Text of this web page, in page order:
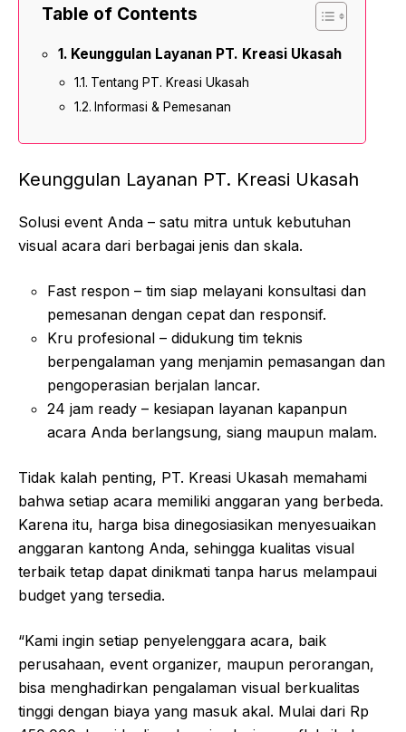
Table of Contents
Keunggulan Layanan PT. Kreasi Ukasah
Tentang PT. Kreasi Ukasah
Informasi & Pemesanan
Keunggulan Layanan PT. Kreasi Ukasah
Solusi event Anda – satu mitra untuk kebutuhan
visual acara dari berbagai jenis dan skala.
Fast respon – tim siap melayani konsultasi dan
pemesanan dengan cepat dan responsif.
Kru profesional – didukung tim teknis
berpengalaman yang menjamin pemasangan dan
pengoperasian berjalan lancar.
24 jam ready – kesiapan layanan kapanpun
acara Anda berlangsung, siang maupun malam.
Tidak kalah penting, PT. Kreasi Ukasah memahami
bahwa setiap acara memiliki anggaran yang berbeda.
Karena itu, harga bisa dinegosiasikan menyesuaikan
anggaran kantong Anda, sehingga kualitas visual
terbaik tetap dapat dinikmati tanpa harus melampaui
budget yang tersedia.
“Kami ingin setiap penyelenggara acara, baik
perusahaan, event organizer, maupun perorangan,
bisa menghadirkan pengalaman visual berkualitas
tinggi dengan biaya yang masuk akal. Mulai dari Rp